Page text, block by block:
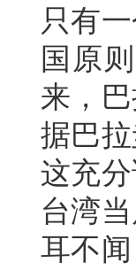
只有
国原
来，
据巴
这充
台湾
耳不